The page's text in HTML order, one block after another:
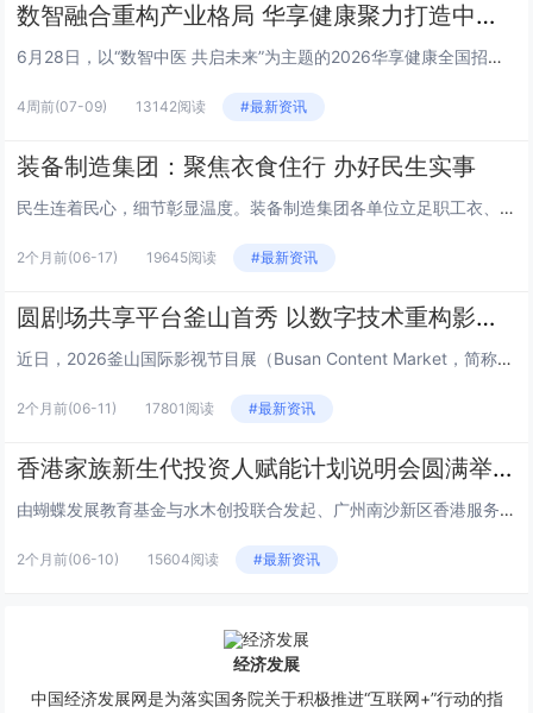
数智融合重构产业格局 华享健康聚力打造中医健康新生态
6月28日，以“数智中医 共启未来”为主题的2026华享健康全国招商发布会在山东济南举行。本次大会汇聚政府主管部门领导、...
4周前(07-09) 13142阅读 #最新资讯
装备制造集团：聚焦衣食住行 办好民生实事
民生连着民心，细节彰显温度。装备制造集团各单位立足职工衣、食、住、行日常生活需求，精准对接急难愁盼，推出一系列务实暖心举...
2个月前(06-17) 19645阅读 #最新资讯
圆剧场共享平台釜山首秀 以数字技术重构影视产业新生态
近日，2026釜山国际影视节目展（Busan Content Market，简称BCM）在韩国釜山BEXCO会展中心盛大...
2个月前(06-11) 17801阅读 #最新资讯
香港家族新生代投资人赋能计划说明会圆满举行
由蝴蝶发展教育基金与水木创投联合发起、广州南沙新区香港服务中心支持的“香港家族新生代投资人赋能计划”说明会，于6月2日下...
2个月前(06-10) 15604阅读 #最新资讯
经济发展
中国经济发展网是为落实国务院关于积极推进“互联网+”行动的指